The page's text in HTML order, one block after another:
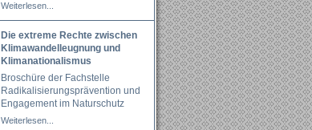
Weiterlesen...
Die extreme Rechte zwischen
Klimawandelleugnung und
Klimanationalismus
Broschüre der Fachstelle
Radikalisierungsprävention und
Engagement im Naturschutz
Weiterlesen...